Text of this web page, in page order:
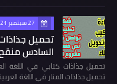
27 سبتمبر 2021
تحميل
السادس
تحميل جذاذات كتابي في اللغة
تحميل جذاذات المنار في اللغة